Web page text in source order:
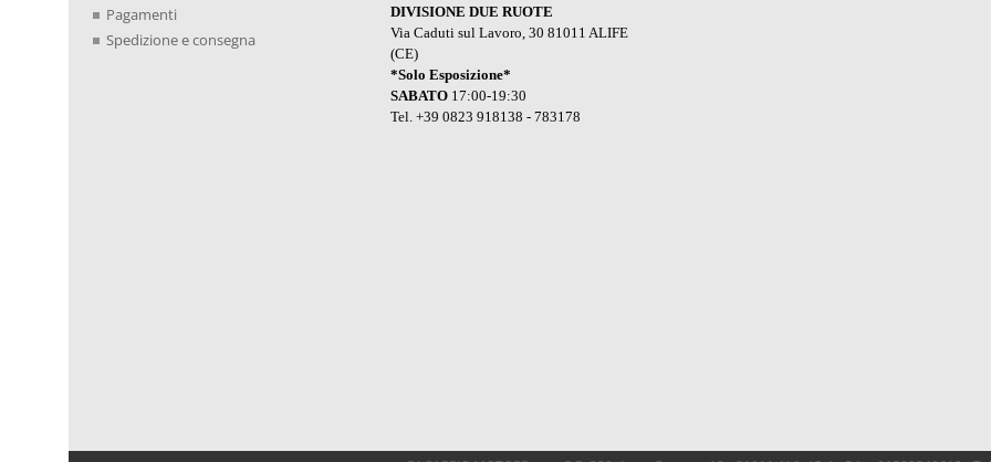
Pagamenti
Spedizione e consegna
DIVISIONE DUE RUOTE
Via Caduti sul Lavoro, 30 81011 ALIFE
(CE)
*Solo Esposizione*
SABATO 17:00-19:30
Tel. +39 0823 918138 - 783178